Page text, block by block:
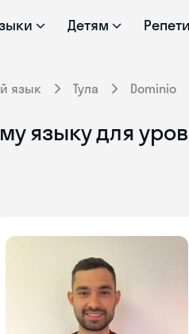
Детям
язык Тула Dominio
языку для